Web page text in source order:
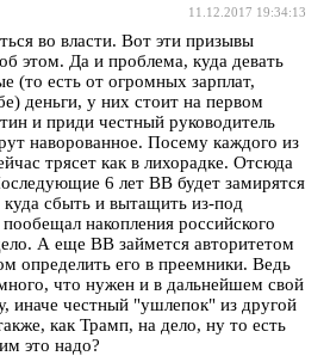
11.12.2017 19:34:13
во власти. Вот эти призывы
этом. Да и проблема, куда девать
(то есть от огромных зарплат,
деньги, у них стоит на первом
и приди честный руководитель
наворованное. Посему каждого из
трясет как в лихорадке. Отсюда
6 лет ВВ будет замирятся
сбыть и вытащить из-под
накопления российского
А еще ВВ займется авторитетом
определить его в преемники. Ведь
что нужен и в дальнейшем свой
иначе честный "ушлепок" из другой
как Трамп, на дело, ну то есть
это надо?